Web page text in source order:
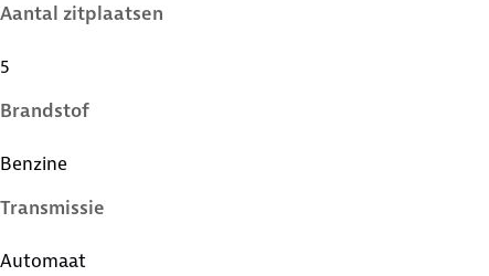
Aantal zitplaatsen
5
Brandstof
Benzine
Transmissie
Automaat